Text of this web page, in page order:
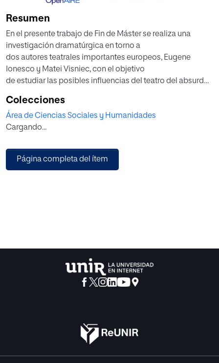
Resumen
En el presente trabajo de Fin de Máster se realiza una
investigación dramatúrgica en torno a
dos autores teatrales importantes europeos, Eugene
Ionesco y Matei Visniec, con el objetivo
de estudiar las posibles influencias del teatro del absurdo
Migraaaantes, o sobra gente en este puto barco, o el Salón
de la alambrada de Visniec. La
línea de investigación tiene como objetivo principal
y diferencias entre los dos universos dramáticos; dar a
conocer las características
poder subrayar sus diferencias,
similitudes y finalmente determinar sus influencias.
Colecciones
Área de Ciencias Sociales y Humanidades
Cargando...
Página completa del ítem